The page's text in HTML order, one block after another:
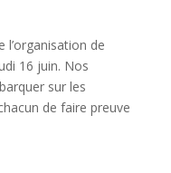
l’organisation de
16 juin. Nos
sur les
de faire preuve